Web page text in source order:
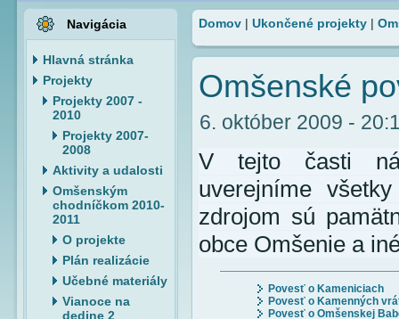
Navigácia
Hlavná stránka
Projekty
Projekty 2007 -
2010
Projekty 2007-
2008
Aktivity a udalosti
Omšenským
chodníčkom 2010-
2011
O projekte
Plán realizácie
Učebné materiály
Vianoce na
dedine 2
Domov | Ukončené projekty |
Omšenské
6. október 2009 -
V tejto časti
uverejníme
zdrojom sú
obce Omšenie a
Povesť o Kameniciach
Povesť o Kamenných
Povesť o Omšenskej